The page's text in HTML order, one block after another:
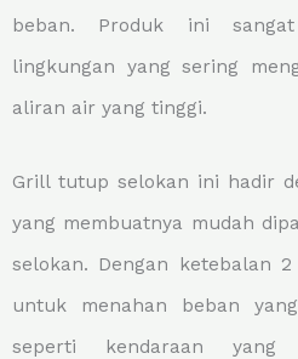
beban. Produk ini
lingkungan yang sering
aliran air yang tinggi.
Grill tutup selokan ini hadir
yang membuatnya mudah
selokan. Dengan ketebalan
untuk menahan beban
seperti kendaraan